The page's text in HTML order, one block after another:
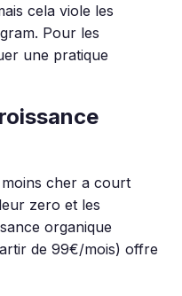
cela viole les
Pour les
une pratique
cher a court
zero et les
organique
de 99€/mois) offre